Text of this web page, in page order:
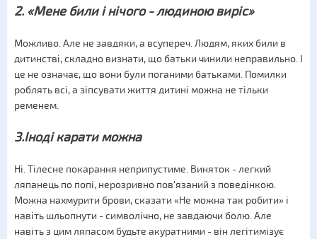
2. «Мене били і нічого - людиною виріс»
Можливо. Але не завдяки, а всупереч. Людям, яких били в
дитинстві, складно визнати, що батьки чинили неправильно. І
це не означає, що вони були поганими батьками. Помилки
роблять всі, а зіпсувати життя дитині можна не тільки
ременем.
3.Іноді карати можна
Ні. Тілесне покарання неприпустиме. Виняток - легкий
ляпанець по попі, нерозривно пов'язаний з поведінкою.
Можна нахмурити брови, сказати «Не можна так робити» і
навіть шльопнути - символічно, не завдаючи болю. Але
навіть з цим ляпасом будьте акуратними - він легітимізує